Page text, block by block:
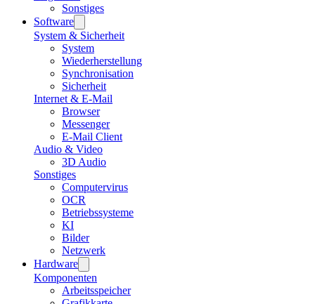
Sonstiges
Software
System & Sicherheit
System
Wiederherstellung
Synchronisation
Sicherheit
Internet & E-Mail
Browser
Messenger
E-Mail Client
Audio & Video
3D Audio
Sonstiges
Computervirus
OCR
Betriebssysteme
KI
Bilder
Netzwerk
Hardware
Komponenten
Arbeitsspeicher